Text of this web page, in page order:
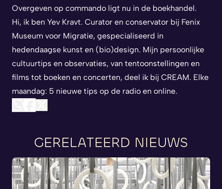
Overgeven op commando ligt nu in de boekhandel.
Hi, ik ben Yev Kravt. Curator en conservator bij Fenix
Museum voor Migratie, gespecialiseerd in
hedendaagse kunst en (bio)design. Mijn persoonlijke
cultuurtips en observaties, van tentoonstellingen en
films tot boeken en concerten, deel ik bij CREAM. Elke
maandag: 5 nieuwe tips op de radio en online.
GERELATEERD NIEUWS